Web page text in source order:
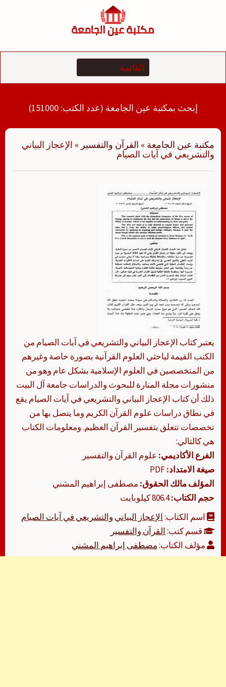
إبحث بمكتبة عين الجامعة (عدد الكتب: 151000)
مكتبة عين الجامعة » القرآن والتفسير » الإعجاز البياني
والتشريعي في آيات الصيام
يعتبر كتاب الإعجاز البياني والتشريعي في آيات الصيام من
الكتب القيمة لباحثي العلوم القرآنية بصورة خاصة وغيرهم
من المتخصصين في العلوم الإسلامية بشكل عام وهو من
منشورات مجلة المنارة للبحوث والدراسات جامعة آل البيت
ذلك أن كتاب الإعجاز البياني والتشريعي في آيات الصيام يقع
في نطاق دراسات علوم القرآن الكريم وما يتصل بها من
تخصصات تتعلق بتفسير القرآن العظيم. ومعلومات الكتاب
هي كالتالي:
الفرع الأكاديمي: علوم القرآن والتفسير
صيغة الامتداد:
المؤلف مالك الحقوق: مصطفى إبراهيم المشني
حجم الكتاب:806.4 كيلوبايت
اسم الكتاب:الإعجاز البياني والتشريعي في آيات الصيام
قسم كتب:القرآن والتفسير
مؤلف الكتاب:مصطفى إبراهيم المشني